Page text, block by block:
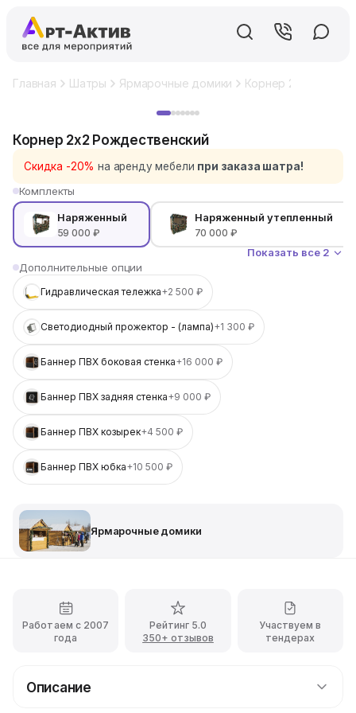
Главная Шатры Ярмарочные домики Корнер 2x2
Корнер 2x2 Рождественский
Скидка -20% на аренду мебели при заказа шатра!
Комплекты
Наряженный
59 000 ₽
Наряженный утепленный
70 000 ₽
Показать все 2
Дополнительные опции
Гидравлическая тележка+2 500 ₽
Светодиодный прожектор - (лампа)+1 300 ₽
Баннер ПВХ боковая стенка+16 000 ₽
Баннер ПВХ задняя стенка+9 000 ₽
Баннер ПВХ козырек+4 500 ₽
Баннер ПВХ юбка+10 500 ₽
Ярмарочные домики
Работаем с 2007
года
Рейтинг 5.0
350+ отзывов
Участвуем в
тендерах
Описание